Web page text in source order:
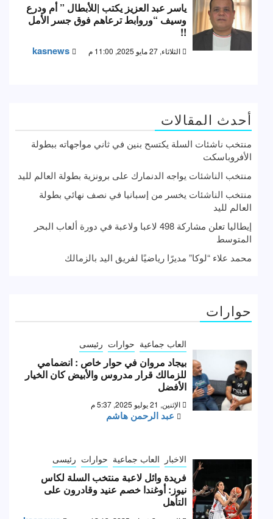
ياسر عبد العزيز يكتب |للأبطال ” أم ودرع
وسيف “وروابط ترعاهم فوق جسر الأمل
!!
الثلاثاء, 27 مايو 2025, 11:00 م kasnews
أحدث المقالات
منتخب ناشئات السلة يكتسح بنين في ثاني مواجهاته ببطولة
الأفروباسكت
منتخب الناشئات يواجه الدنمارك على برونزية بطولة العالم لليد
منتخب الناشئات يخسر من إسبانيا في نصف نهائي بطولة
العالم لليد
إيطاليا تعلن مشاركة 498 لاعبا ولاعبة في دورة ألعاب البحر
المتوسط
محمد علاء “لوكا” مديرًا رياضيًا لفريق اليد بالزمالك
حوارات
العاب جماعية حوارات رئيسى
بيجاد مروان في حوار خاص : انضمامي
للزمالك قرار مدروس والأبيض كان الخيار
الأفضل
الإثنين, 21 يوليو 2025, 5:37 م
عبد الرحمن هاشم
الاخبار العاب جماعية حوارات رئيسى
فريدة وائل لاعبة منتخب السلة لكاس
نيوز: أوغندا خصم عنيد وقادرون على
التأهل